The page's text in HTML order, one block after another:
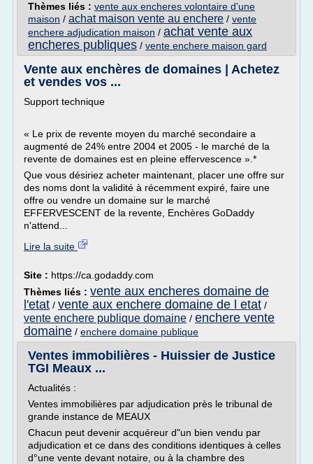
Thèmes liés : vente aux encheres volontaire d'une
maison / achat maison vente au enchere / vente
enchere adjudication maison / achat vente aux
encheres publiques / vente enchere maison gard
Vente aux enchères de domaines | Achetez
et vendes vos ...
Support technique
« Le prix de revente moyen du marché secondaire a
augmenté de 24% entre 2004 et 2005 - le marché de la
revente de domaines est en pleine effervescence ».*
Que vous désiriez acheter maintenant, placer une offre sur
des noms dont la validité à récemment expiré, faire une
offre ou vendre un domaine sur le marché
EFFERVESCENT de la revente, Enchères GoDaddy
n'attend...
Lire la suite
Site : https://ca.godaddy.com
Thèmes liés : vente aux encheres domaine de
l'etat / vente aux enchere domaine de l etat /
vente enchere publique domaine / enchere vente
domaine / enchere domaine publique
Ventes immobilières - Huissier de Justice
TGI Meaux ...
Actualités :
Ventes immobilières par adjudication près le tribunal de
grande instance de MEAUX
Chacun peut devenir acquéreur d"un bien vendu par
adjudication et ce dans des conditions identiques à celles
d°une vente devant notaire, ou à la chambre des